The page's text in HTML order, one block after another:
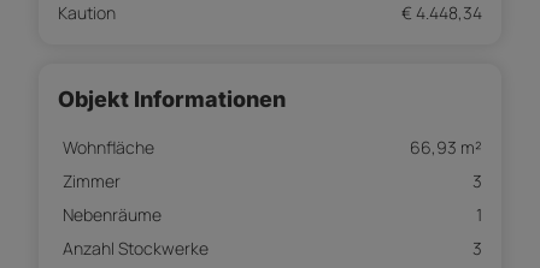
Kaution
€ 4.448,34
Objekt Informationen
Wohnfläche
66,93 m²
Zimmer
3
Nebenräume
1
Anzahl Stockwerke
3